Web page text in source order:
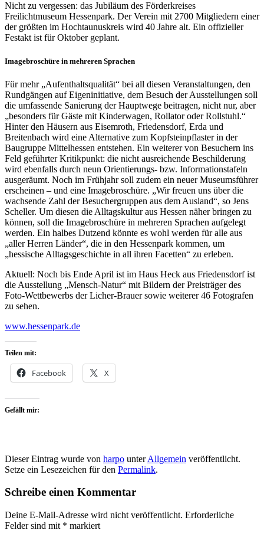
Nicht zu vergessen: das Jubiläum des Förderkreises
Freilichtmuseum Hessenpark. Der Verein mit 2700 Mitgliedern einer
der größten im Hochtaunuskreis wird 40 Jahre alt. Ein offizieller
Festakt ist für Oktober geplant.
Imagebroschüre in mehreren Sprachen
Für mehr „Aufenthaltsqualität“ bei all diesen Veranstaltungen, den
Rundgängen auf Eigeninitiative, dem Besuch der Ausstellungen soll
die umfassende Sanierung der Hauptwege beitragen, nicht nur, aber
„besonders für Gäste mit Kinderwagen, Rollator oder Rollstuhl.“
Hinter den Häusern aus Eisemroth, Friedensdorf, Erda und
Breitenbach wird eine Alternative zum Kopfsteinpflaster in der
Baugruppe Mittelhessen entstehen. Ein weiterer von Besuchern ins
Feld geführter Kritikpunkt: die nicht ausreichende Beschilderung
wird ebenfalls durch neun Orientierungs- bzw. Informationstafeln
ausgeräumt. Noch im Frühjahr soll zudem ein neuer Museumsführer
erscheinen – und eine Imagebroschüre. „Wir freuen uns über die
wachsende Zahl der Besuchergruppen aus dem Ausland“, so Jens
Scheller. Um diesen die Alltagskultur aus Hessen näher bringen zu
können, soll die Imagebroschüre in mehreren Sprachen aufgelegt
werden. Ein halbes Dutzend könnte es wohl werden für alle aus
„aller Herren Länder“, die in den Hessenpark kommen, um
„hessische Alltagsgeschichte in all ihren Facetten“ zu erleben.
Aktuell: Noch bis Ende April ist im Haus Heck aus Friedensdorf ist
die Ausstellung „Mensch-Natur“ mit Bildern der Preisträger des
Foto-Wettbewerbs der Licher-Brauer sowie weiterer 46 Fotografen
zu sehen.
www.hessenpark.de
Teilen mit:
Facebook X
Gefällt mir:
Dieser Eintrag wurde von harpo unterAllgemein veröffentlicht.
Setze ein Lesezeichen für den Permalink.
Schreibe einen Kommentar
Deine E-Mail-Adresse wird nicht veröffentlicht. Erforderliche
Felder sind mit * markiert